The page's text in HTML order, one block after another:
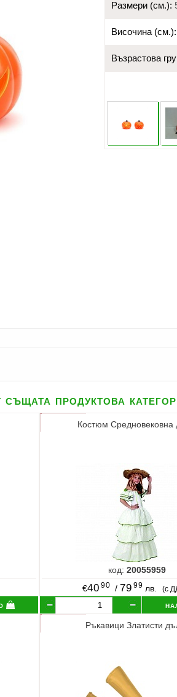
Размери (см.):
Височина (см.):
Възрастова
същата продуктова
Костюм Средновековна
код:20055959
€40 90 / 79 99 лв. (с
Ръкавици Златисти